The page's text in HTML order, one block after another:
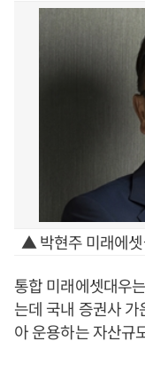
▲ 박현주 미래에
통합 미래에셋대우
는데 국내 증권사
아 운용하는 자산규